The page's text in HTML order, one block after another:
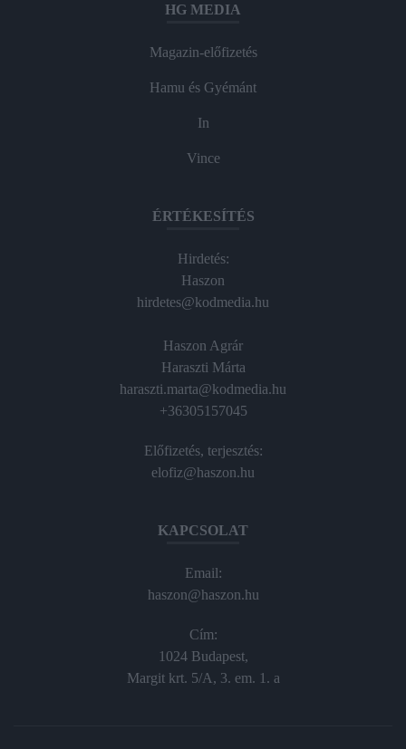
HG MEDIA
Magazin-előfizetés
Hamu és Gyémánt
In
Vince
ÉRTÉKESÍTÉS
Hirdetés:
Haszon
hirdetes@kodmedia.hu
Haszon Agrár
Haraszti Márta
haraszti.marta@kodmedia.hu
+36305157045
Előfizetés, terjesztés:
elofiz@haszon.hu
KAPCSOLAT
Email:
haszon@haszon.hu
Cím:
1024 Budapest,
Margit krt. 5/A, 3. em. 1. a